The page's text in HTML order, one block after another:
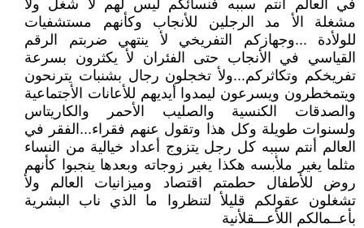
في العالم أنتم سببه فنسائكم ليس لهم لأ شغل ولأ
مشغلة الأ مد الرجلين للأنجاب وكأنهم مستشفيات
للولأدة ...وجهازكم التفريخي لأ ينتهي ضربتم الرقم
القياسي في الأنجاب حتى الفئران لأ يكثرون بسرعة
تفريخكم وتكاثركم...ولأ تخجلون رجال بشنبات يترنحون
ويتمخطرون ويسرعون ليمدوا أيديهم للأعانات الأجتماعية
والصدقات الكنسية والصليب الأحمر والكاريتاس
ولسنوات طويلة وكل هذا وتقول عنهم فقراء...الفقر في
العالم أنتم سببه كل رجل يتزوج أعداد خيالية من النساء
مثلما يغير ملأبسه هكذا يغير زوجاته وبعدها ينجبوا كأنهم
روض للأطفال حطمتم اقتصاد وميزانيات العالم ولأ
تشغلون عقولكم قليلأ لتنظروا ما الذي ناب البشرية
بأعــمالكم اللأعـــقلأنية